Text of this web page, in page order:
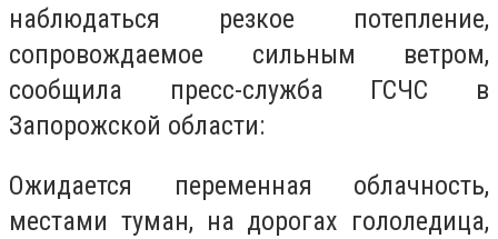
наблюдаться резкое потепление,
сопровождаемое сильным ветром,
сообщила пресс-служба ГСЧС в
Запорожской области:
Ожидается переменная облачность,
местами туман, на дорогах гололедица,